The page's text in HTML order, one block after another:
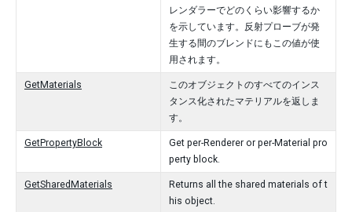
レンダラーでどのくらい影響するか
を示しています。反射プローブが発
生する間のブレンドにもこの値が使
用されます。
GetMaterials
このオブジェクトのすべてのインス
タンス化されたマテリアルを返しま
す。
GetPropertyBlock
Get per-Renderer or per-Material pro
perty block.
GetSharedMaterials
Returns all the shared materials of t
his object.